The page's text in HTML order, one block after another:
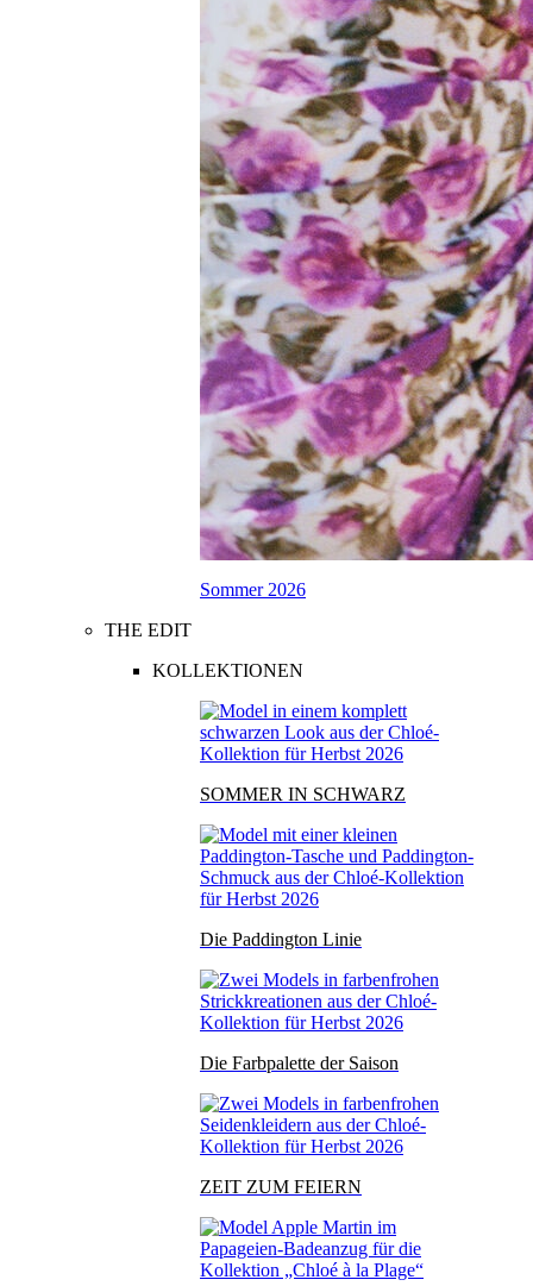
Sommer 2026
THE EDIT
KOLLEKTIONEN
SOMMER IN SCHWARZ
Die Paddington Linie
Die Farbpalette der Saison
ZEIT ZUM FEIERN